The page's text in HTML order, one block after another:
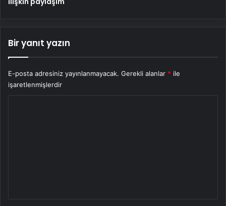
Bir yanıt yazın
E-posta adresiniz yayınlanmayacak. Gerekli alanlar * ile
işaretlenmişlerdir